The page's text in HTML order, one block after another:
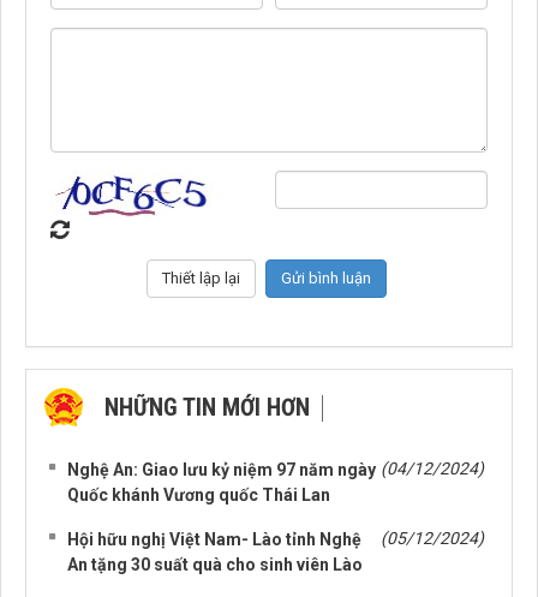
NHỮNG TIN MỚI HƠN
Nghệ An: Giao lưu kỷ niệm 97 năm ngày
Quốc khánh Vương quốc Thái Lan
(04/12/2024)
Hội hữu nghị Việt Nam- Lào tỉnh Nghệ
An tặng 30 suất quà cho sinh viên Lào
(05/12/2024)